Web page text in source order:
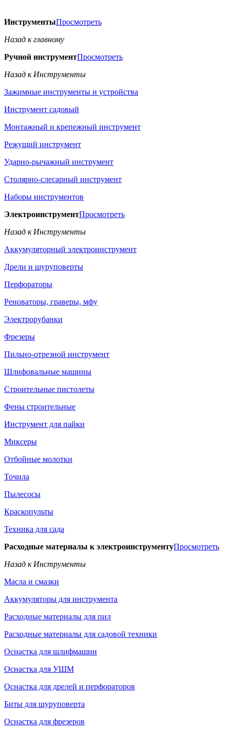
ИнструментыПросмотреть
Назад к главному
Ручной инструментПросмотреть
Назад к Инструменты
Зажимные инструменты и устройства
Инструмент садовый
Монтажный и крепежный инструмент
Режущий инструмент
Ударно-рычажный инструмент
Столярно-слесарный инструмент
Наборы инструментов
ЭлектроинструментПросмотреть
Назад к Инструменты
Аккумуляторный электроинструмент
Дрели и шуруповерты
Перфораторы
Реноваторы, граверы, мфу
Электрорубанки
Фрезеры
Пильно-отрезной инструмент
Шлифовальные машины
Строительные пистолеты
Фены строительные
Инструмент для пайки
Миксеры
Отбойные молотки
Точила
Пылесосы
Краскопульты
Техника для сада
Расходные материалы к электроинструментуПросмотреть
Назад к Инструменты
Масла и смазки
Аккумуляторы для инструмента
Расходные материалы для пил
Расходные материалы для садовой техники
Оснастка для шлифмашин
Оснастка для УШМ
Оснастка для дрелей и перфораторов
Биты для шуруповерта
Оснастка для фрезеров